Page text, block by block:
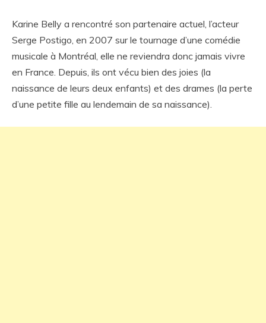
Karine Belly a rencontré son partenaire actuel, l’acteur
Serge Postigo, en 2007 sur le tournage d’une comédie
musicale à Montréal, elle ne reviendra donc jamais vivre
en France. Depuis, ils ont vécu bien des joies (la
naissance de leurs deux enfants) et des drames (la perte
d’une petite fille au lendemain de sa naissance).